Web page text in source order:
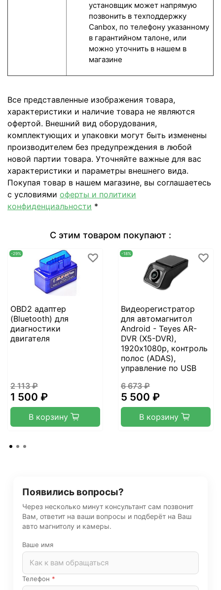
установщик может напрямую
позвонить в техподдержку
Canbox, по телефону указанному
в гарантийном талоне, или
можно уточнить в нашем в
магазине
Все представленные изображения товара,
характеристики и наличие товара не являются
офертой. Внешний вид оборудования,
комплектующих и упаковки могут быть изменены
производителем без предупреждения в любой
новой партии товара. Уточняйте важные для вас
характеристики и параметры внешнего вида.
Покупая товар в нашем магазине, вы соглашаетесь
с условиями оферты и политики
конфиденциальности *
С этим товаром покупают :
-29%
OBD2 адаптер
(Bluetooth) для
диагностики
двигателя
2 113 ₽
1 500 ₽
В корзину
-18%
Видеорегистратор
для автомагнитол
Android - Teyes AR-
DVR (X5-DVR),
1920х1080p, контроль
полос (ADAS),
управление по USB
6 673 ₽
5 500 ₽
В корзину
Появились вопросы?
Через несколько минут консультант сам позвонит
Вам, ответит на ваши вопросы и подберёт на Ваш
авто магнитолу и камеры.
Ваше имя
Телефон *